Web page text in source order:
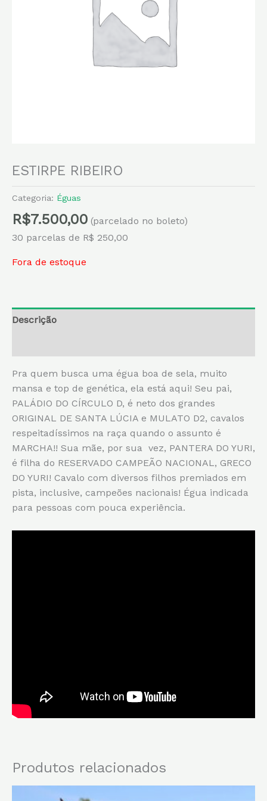
ESTIRPE RIBEIRO
Categoria: Éguas
R$7.500,00 (parcelado no boleto)
30 parcelas de R$ 250,00
Fora de estoque
Descrição
Pra quem busca uma égua boa de sela, muito
mansa e top de genética, ela está aqui! Seu pai,
PALÁDIO DO CÍRCULO D, é neto dos grandes
ORIGINAL DE SANTA LÚCIA e MULATO D2, cavalos
respeitadíssimos na raça quando o assunto é
MARCHA!! Sua mãe, por sua vez, PANTERA DO YURI,
é filha do RESERVADO CAMPEÃO NACIONAL, GRECO
DO YURI! Cavalo com diversos filhos premiados em
pista, inclusive, campeões nacionais! Égua indicada
para pessoas com pouca experiência.
Produtos relacionados